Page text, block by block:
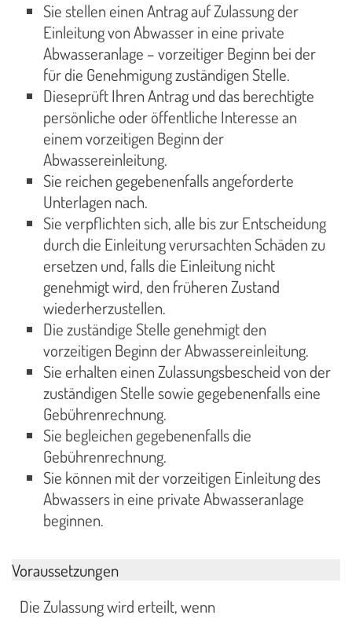
Sie stellen einen Antrag auf Zulassung der
Einleitung von Abwasser in eine private
Abwasseranlage – vorzeitiger Beginn bei der
für die Genehmigung zuständigen Stelle.
Dieseprüft Ihren Antrag und das berechtigte
persönliche oder öffentliche Interesse an
einem vorzeitigen Beginn der
Abwassereinleitung.
Sie reichen gegebenenfalls angeforderte
Unterlagen nach.
Sie verpflichten sich, alle bis zur Entscheidung
durch die Einleitung verursachten Schäden zu
ersetzen und, falls die Einleitung nicht
genehmigt wird, den früheren Zustand
wiederherzustellen.
Die zuständige Stelle genehmigt den
vorzeitigen Beginn der Abwassereinleitung.
Sie erhalten einen Zulassungsbescheid von der
zuständigen Stelle sowie gegebenenfalls eine
Gebührenrechnung.
Sie begleichen gegebenenfalls die
Gebührenrechnung.
Sie können mit der vorzeitigen Einleitung des
Abwassers in eine private Abwasseranlage
beginnen.
Voraussetzungen
Die Zulassung wird erteilt, wenn